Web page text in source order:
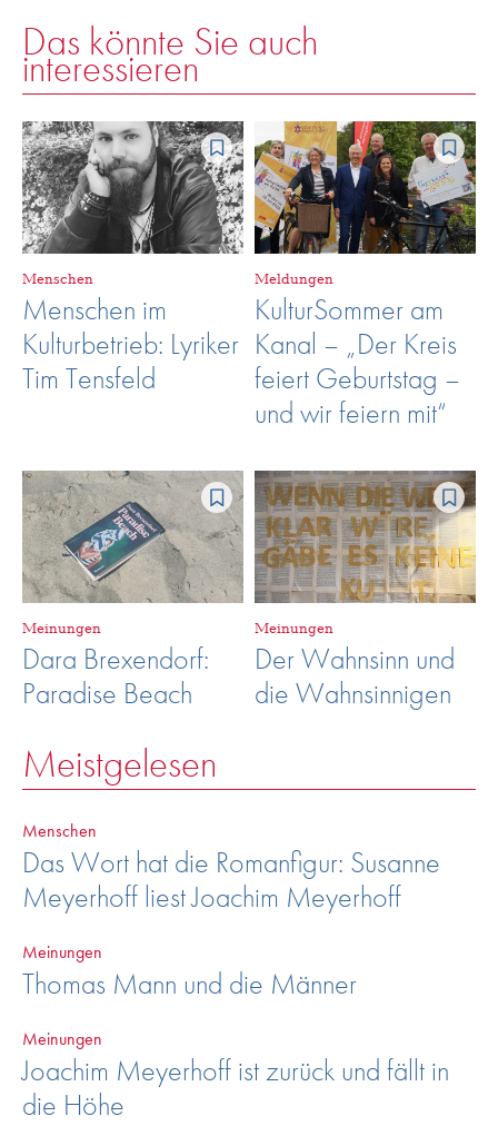
Das könnte Sie auch
interessieren
Menschen
Menschen im
Kulturbetrieb: Lyriker
Tim Tensfeld
Meldungen
KulturSommer am
Kanal – „Der Kreis
feiert Geburtstag –
und wir feiern mit“
Meinungen
Dara Brexendorf:
Paradise Beach
Meinungen
Der Wahnsinn und
die Wahnsinnigen
Meistgelesen
Menschen
Das Wort hat die Romanfigur: Susanne
Meyerhoff liest Joachim Meyerhoff
Meinungen
Thomas Mann und die Männer
Meinungen
Joachim Meyerhoff ist zurück und fällt in
die Höhe